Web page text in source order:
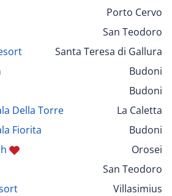
Porto Cervo
San Teodoro
Santa Teresa di Gallura
Budoni
Budoni
Della Torre
La Caletta
Fiorita
Budoni
Orosei
San Teodoro
Villasimius